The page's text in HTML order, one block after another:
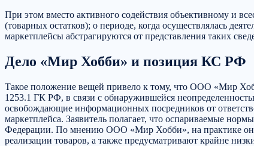
При этом вместо активного содействия объективному и
(товарных остатков); о периоде, когда осуществлялась
маркетплейсы абстрагируются от представления таких
Дело «Мир Хобби» и позиция КС РФ
Такое положение вещей привело к тому, что ООО «Мир
1253.1 ГК РФ, в связи с обнаружившейся
освобождающие информационных посредников от
маркетплейса. Заявитель полагает, что оспариваемые
Федерации. По мнению ООО «Мир Хобби», на практике они
реализации товаров, а также предусматривают крайне